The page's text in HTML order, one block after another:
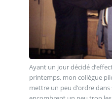
Ayant un jour décidé
printemps, mon collègue
mettre un peu d’ordre dans